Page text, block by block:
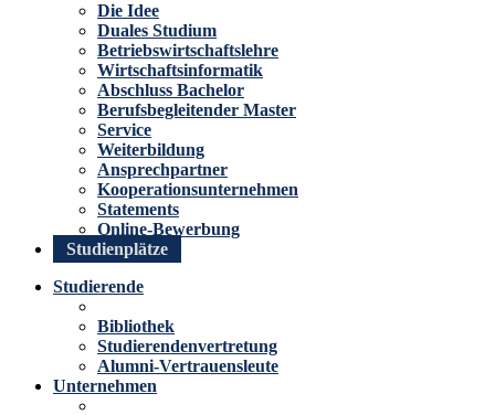
Die Idee
Duales Studium
Betriebswirtschaftslehre
Wirtschaftsinformatik
Abschluss Bachelor
Berufsbegleitender Master
Service
Weiterbildung
Ansprechpartner
Kooperationsunternehmen
Statements
Online-Bewerbung
Studienplätze
Studierende
Bibliothek
Studierendenvertretung
Alumni-Vertrauensleute
Unternehmen